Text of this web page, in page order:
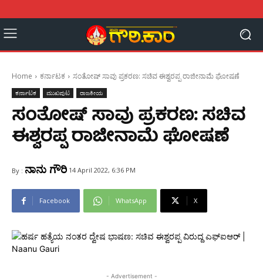
Home ಕರ್ನಾಟಕ ಸಂತೋಷ್‌ ಸಾವು ಪ್ರಕರಣ: ಸಚಿವ ಈಶ್ವರಪ್ಪ ರಾಜೀನಾಮೆ ಘೋಷಣೆ
ಕರ್ನಾಟಕ ಮುಖಪುಟ ರಾಜಕೀಯ
ಸಂತೋಷ್‌ ಸಾವು ಪ್ರಕರಣ: ಸಚಿವ
ಈಶ್ವರಪ್ಪ ರಾಜೀನಾಮೆ ಘೋಷಣೆ
By : ನಾನು ಗೌರಿ 14 April 2022, 6:36 PM
Facebook WhatsApp X
- Advertisement -